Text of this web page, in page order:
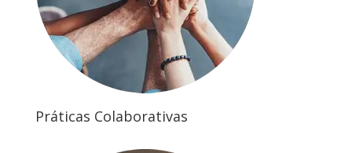
Práticas Colaborativas